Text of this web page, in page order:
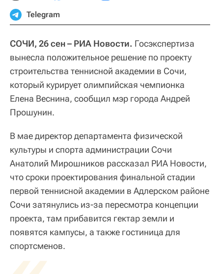
Telegram
СОЧИ, 26 сен – РИА Новости. Госэкспертиза
вынесла положительное решение по проекту
строительства теннисной академии в Сочи,
который курирует олимпийская чемпионка
Елена Веснина, сообщил мэр города Андрей
Прошунин.
В мае директор департамента физической
культуры и спорта администрации Сочи
Анатолий Мирошников рассказал РИА Новости,
что сроки проектирования финальной стадии
первой теннисной академии в Адлерском районе
Сочи затянулись из-за пересмотра концепции
проекта, там прибавится гектар земли и
появятся кампусы, а также гостиница для
спортсменов.